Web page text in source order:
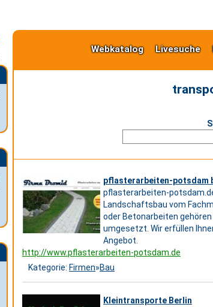
Webkatalog Livesuche
pflasterarbeiten-potsdam
pflasterarbeiten-
Landschaftsbau vom
oder Betonarbeiten
umgesetzt. Wir erfüllen
Angebot.
http://www.pflasterarbeiten-potsdam.de
Kategorie: Firmen»Bau
Kleintransporte Berlin